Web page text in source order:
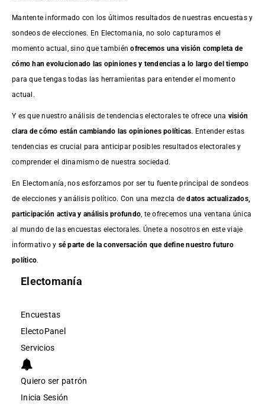
Mantente informado con los últimos resultados de nuestras encuestasy
sondeos de elecciones. En Electomania, no solo capturamos el
momento actual, sino que tambiénofrecemos una visión completa de
cómo han evolucionado las opiniones y tendencias a lo largo del tiempo
para que tengas todas las herramientas para entender el momento
actual.
Y es que nuestro análisis de tendencias electorales te ofrece una visión
clara de cómo están cambiando las opiniones políticas. Entender estas
tendencias es crucial para anticipar posibles resultados electorales y
comprender el dinamismo de nuestra sociedad.
En Electomanía, nos esforzamos por ser tu fuente principal de sondeos
de elecciones y análisis político. Con una mezcla dedatos actualizados,
participación activa y análisis profundo , te ofrecemos una ventana única
al mundo de las encuestas electorales. Únete a nosotros en este viaje
informativo y sé parte de la conversación que define nuestro futuro
político.
Electomanía
Encuestas
ElectoPanel
Servicios
Quiero ser patrón
Inicia Sesión